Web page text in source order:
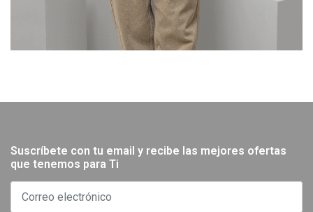
Suscríbete con tu email y recibe las mejores ofertas
que tenemos para Ti